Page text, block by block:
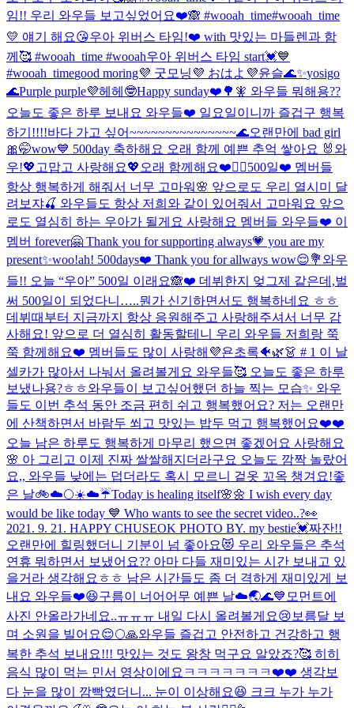
임!! 우리 와우들 보고싶었어요❤️🙈 #wooah_time#wooah_time
💛 얘기 해요😘우아 위버스 타임!❤️ with 맛있는 마들렌과 함
께🥰 #wooah_time #wooah우아 위버스 타임 start💓💙
#wooah_timegood moring💜 굿모닝💜 おはよ💜윤슬🌊✨yosigo
🌊Purple purple💜헤헤🤓Happy sunday❤️🌳🧚 와우들 뭐해용??
오늘도 좋은 하루 보내요 와우들❤️ 일요일이니까 즐겁구 행복
하기!!!!바다 가고 싶어~~~~~~~~~~~~~~~🌊오랜만에 bad girl
🎀🤭wow💙 500day 축하해요 오래 함께 예쁜 추억 쌓아요 🐰와
우!💖고맙고 사랑해요💖오래 함께해요❤️🙆‍♀️500일❤️ 멤버들
항상 행복하게 해줘서 너무 고마워🌸 앞으로도 우리 열시미 달
려보쟈🍒 와우들도 항상 저희와 같이 있어줘서 고마워요 앞으
로도 열심히 하는 우아가 될게요 사랑해요 멤버들 와우들❤️ 이
멤버 forever🤗 Thank you for supporting always💗 you are my
present✨woo!ah! 500days❤️ Thank you for allways wow😌💐와우
들!! 오늘 “우아” 500일 이래요🙈❤️ 데뷔한지 엊그제 같은데,벌
써 500일이 되었다니…..뭔가 신기하면서도 행복하네요 ㅎㅎ
데뷔때부터 지금까지 항상 응원해주고 사랑해주셔서 너무 감
사해요! 앞으로 더 열심히 활동할테니 우리 와우들 저희랑 쭉
쭉 함께해요❤️ 멤버들도 많이 사랑해💜욘초록🐠🌿👗 # 1 이 날
셀카가 많아서 나눠서 올려볼게요 와우들🥰 오늘도 좋은 하루
보냈나용?ㅎㅎ와우들이 보고싶어했던 하늘 찍는 모습✨ 와우
들도 이번 추석 동안 조금 편히 쉬고 행복했어요? 저는 오랜만
에 산책하면서 바람두 쐬고 맛있는 밥두 먹고 행복했어요❤️❤️
오늘 남은 하루도 행복하게 마무리 했으면 좋겠어요 사랑해요
🌸 아 그리고 이제 진짜 쌀쌀해지더라구요 오늘도 깜짝 놀랐어
요,, 와우들 낮에는 덥더라도 혹시 모르니 겉옷 꼬옥 챙겨요!좋
은 날🚲☁️🌕☀️☁️☔️Today is healing itself🌸🌼 I wish every day
would be like today 💙 Who wants to see the secret video..?👀
2021. 9. 21. HAPPY CHUSEOK PHOTO BY. my bestie💓짜잔!!
오랜만에 힐링했더니 기분이 넘 좋아요😻 우리 와우들은 추석
연휴 뭐하면서 보냈어요?? 아마 다들 재미있는 시간 보내고 있
을거라 생각해요ㅎㅎ 남은 시간들도 좀 더 격하게 재미있게 보
내요 와우들❤️😆구름이 너어어무 예쁜 날☁️🌏🌊💙 모먼트에
사진 안올라가네요..ㅠㅠㅠ 내일 다시 올려볼게요😢 보름달 보
며 소원을 빌어요😌🌕🙏와우들 즐겁고 안전하고 건강하고 행
복한 추석 보내요!!! 맛있는 것도 왕창 먹구요 알았죠?🥰 히히
음식 많이 먹는 민서 영상이에요ㅋㅋㅋㅋㅋㅋㅋ❤️❤️ 생각보
다 눈을 많이 깜빡였더니... 눈이 이상해요😆 크크 누가 누가